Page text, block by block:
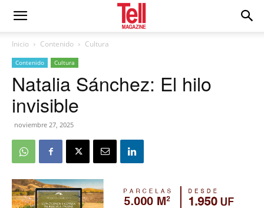
Inicio Contenido Cultura
Contenido Cultura
Natalia Sánchez: El hilo
invisible
noviembre 27, 2025